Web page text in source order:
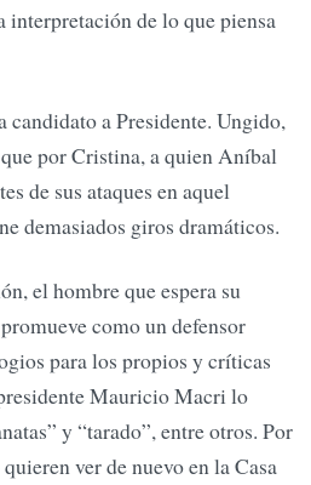
de lo que piensa
a Presidente. Ungido,
por Cristina, a quien Aníbal
de sus ataques en aquel
demasiados giros dramáticos.
el hombre que espera su
como un defensor
para los propios y críticas
Mauricio Macri lo
y “tarado”, entre otros. Por
ver de nuevo en la Casa